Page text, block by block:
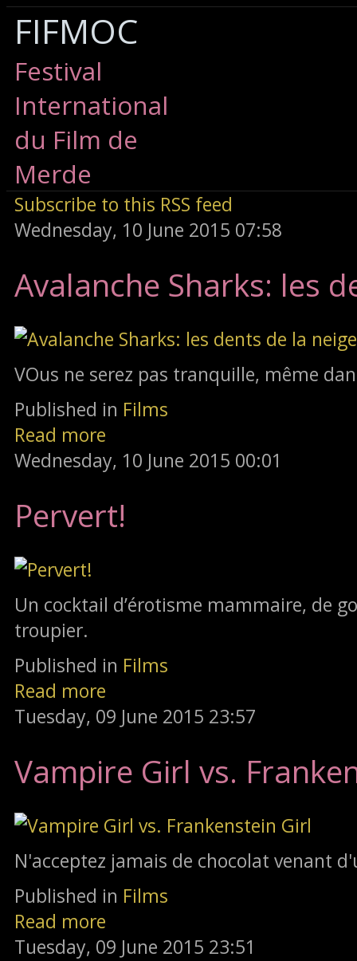
FIFMOC
Festival
International
du Film de
Merde
Subscribe to this RSS feed
Wednesday, 10 June 2015 07:58
Avalanche Sharks: les
VOus ne serez pas tranquille, même
Published in Films
Read more
Wednesday, 10 June 2015 00:01
Pervert!
Un cocktail d’érotisme mammaire, de
troupier.
Published in Films
Read more
Tuesday, 09 June 2015 23:57
Vampire Girl vs.
N'acceptez jamais de chocolat venant
Published in Films
Read more
Tuesday, 09 June 2015 23:51